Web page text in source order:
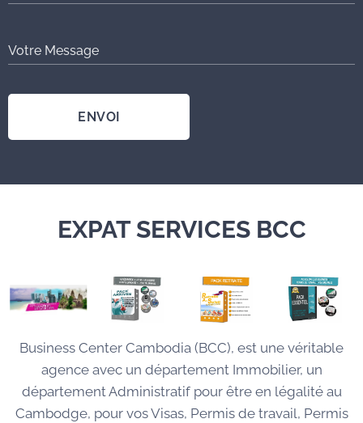
Votre Message
ENVOI
EXPAT SERVICES BCC
Business Center Cambodia (BCC), est une véritable
agence avec un département Immobilier, un
département Administratif pour être en légalité au
Cambodge, pour vos Visas, Permis de travail, Permis